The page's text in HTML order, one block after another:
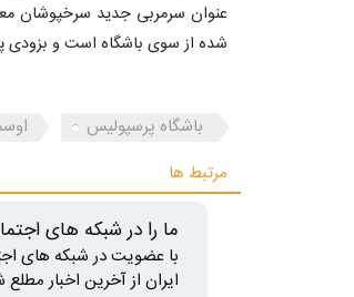
عنوان سرمربی جدید سرخپوشان
شده از سوی باشگاه است و بزودی
باشگاه پرسپولیس
مرتبط ها
ما را در شبکه های
با عضویت در شبکه های
ایران از آخرین اخبار